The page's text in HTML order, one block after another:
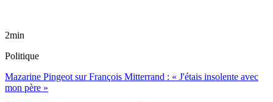
2min
Politique
Mazarine Pingeot sur François Mitterrand : « J'étais insolente avec
mon père »